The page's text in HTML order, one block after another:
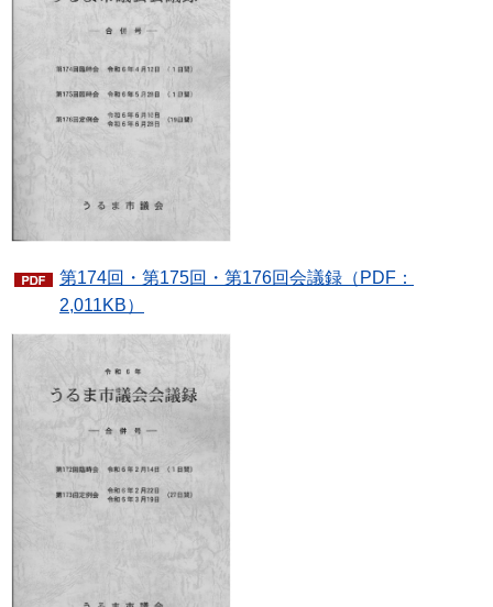
第174回・第175回・第176回会議録（PDF：
2,011KB）